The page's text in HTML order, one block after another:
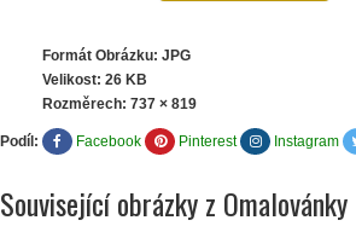
Formát Obrázku: JPG
Velikost: 26 KB
Rozměrech: 737 × 819
Podíl: Facebook Pinterest Instagram
Související obrázky z